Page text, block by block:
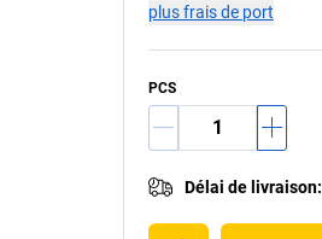
plus frais de port
PCS
Délai de livraison: